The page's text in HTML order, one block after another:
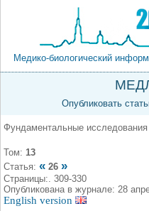
Медико-биологический
Опубликовать
Фундаментальные исследования
Том: 13
Статья: « 26 »
Страницы:. 309-330
Опубликована в журнале: 28
English version